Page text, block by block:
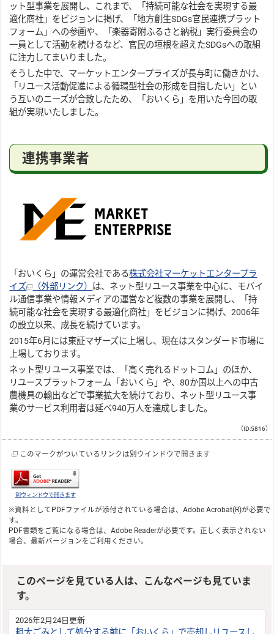
ット型事業を展開し、これまで、「持続可能な社会を実現する最
適化商社」をビジョンに掲げ、「地方創生SDGs官民連携プラット
フォーム」への参画や、「楽器寄附ふるさと納税」実行委員会の
一員として活動を続けるなど、官民の垣根を超えたSDGsへの取組
に注力してまいりました。
そうした中で、マーケットエンタープライズが長与町に働きかけ、
「リユース活動促進による循環型社会の形成を目指したい」とい
う互いのニーズが合致したため、「おいくら」を用いた今回の取
組が実現いたしました。
連携事業者
「おいくら」の運営会社である株式会社マーケットエンタープラ
イズ
（外部リンク） は、ネット型リユース事業を中心に、モバイ
ル通信事業や情報メディアの運営など複数の事業を展開し、「持
続可能な社会を実現する最適化商社」をビジョンに掲げ、2006年
の設立以来、成長を続けています。
2015年6月には東証マザーズに上場し、現在はスタンダード市場に
上場しております。
ネット型リユース事業では、「高く売れるドットコム」のほか、
リユースプラットフォーム「おいくら」や、80か国以上への中古
農機具の輸出などで事業拡大を続けており、ネット型リユース事
業のサービス利用者は延べ940万人を達成しました。
（ID:5816）
このマークがついているリンクは別ウインドウで開きます
別ウィンドウで開きます
※資料としてPDFファイルが添付されている場合は、Adobe Acrobat(R)が必要で
す。
PDF書類をご覧になる場合は、Adobe Readerが必要です。正しく表示されない
場合、最新バージョンをご利用ください。
このページを見ている人は、こんなページも見ていま
す。
2026年2月24日更新